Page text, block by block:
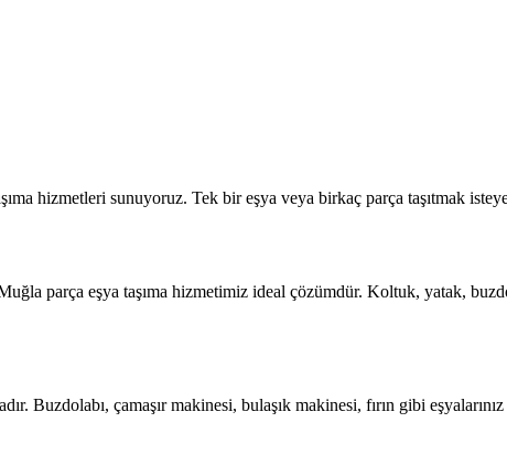
hizmetleri sunuyoruz. Tek bir eşya veya birkaç parça taşıtmak
parça eşya taşıma hizmetimiz ideal çözümdür. Koltuk, yatak,
Buzdolabı, çamaşır makinesi, bulaşık makinesi, fırın gibi